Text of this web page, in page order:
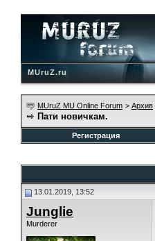
MUruZ.ru
MUruZ MU Online Forum > Архив
Пати новичкам.
Регистрация
13.01.2019, 13:52
Junglie
Murderer